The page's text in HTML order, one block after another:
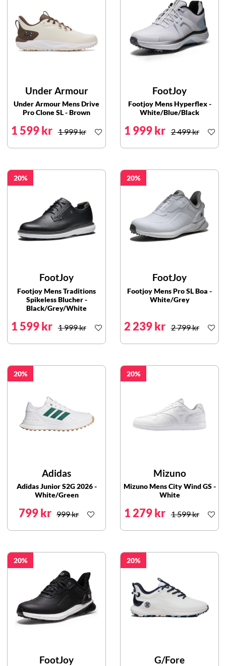
Under Armour
Under Armour Mens Drive
Pro Clone SL - Brown
1 599 kr 1 999 kr
FootJoy
Footjoy Mens Hyperflex -
White/Blue/Black
1 999 kr 2 499 kr
20
FootJoy
Footjoy Mens Traditions
Spikeless Blucher -
Black/Grey/White
1 599 kr 1 999 kr
20
FootJoy
Footjoy Mens Pro SL Boa -
White/Grey
2 239 kr 2 799 kr
20
Adidas
Adidas Junior S2G 2026 -
White/Green
799 kr 999 kr
20
Mizuno
Mizuno Mens City Wind GS -
White
1 279 kr 1 599 kr
20
FootJoy
20
G/Fore